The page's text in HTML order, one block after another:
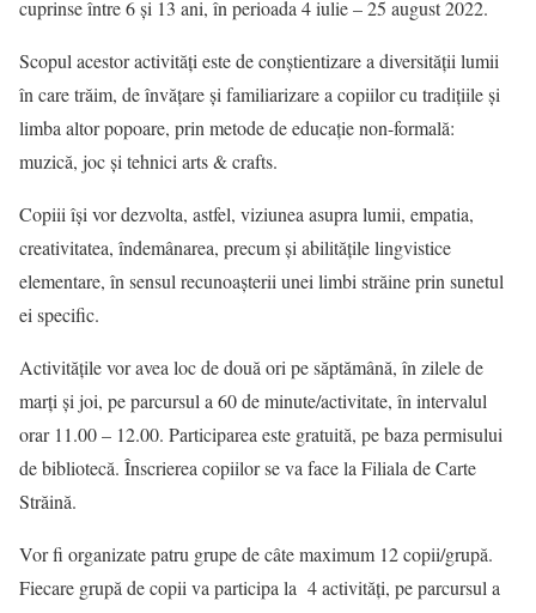
cuprinse între 6 și 13 ani, în perioada 4 iulie – 25 august 2022.
Scopul acestor activități este de conștientizare a diversității lumii
în care trăim, de învățare și familiarizare a copiilor cu tradițiile și
limba altor popoare, prin metode de educație non-formală:
muzică, joc și tehnici arts & crafts.
Copiii își vor dezvolta, astfel, viziunea asupra lumii, empatia,
creativitatea, îndemânarea, precum și abilitățile lingvistice
elementare, în sensul recunoașterii unei limbi străine prin sunetul
ei specific.
Activitățile vor avea loc de două ori pe săptămână, în zilele de
marți și joi, pe parcursul a 60 de minute/activitate, în intervalul
orar 11.00 – 12.00. Participarea este gratuită, pe baza permisului
de bibliotecă. Înscrierea copiilor se va face la Filiala de Carte
Străină.
Vor fi organizate patru grupe de câte maximum 12 copii/grupă.
Fiecare grupă de copii va participa la 4 activități, pe parcursul a